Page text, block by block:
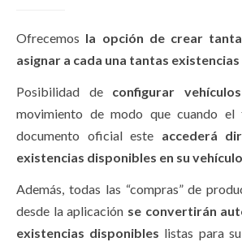
Ofrecemos la opción de crear
asignar a cada una tantas existencias
Posibilidad de configurar vehículos
movimiento de modo que cuando el
documento oficial este accederá
existencias disponibles en su vehículo
Además, todas las “compras” de
desde la aplicación se convertirán
existencias disponibles listas para